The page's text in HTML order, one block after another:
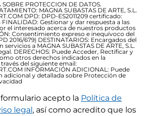
PROTECCION DE DATOS.
MAGNA SUBASTAS DE ARTE, S.L.
DPD: DPD-ES2011209 certificado:
Gestionar y dar respuesta a las
el interesado acerca de nuestros productos
Consentimiento expreso e inequívoco del
2016/679) DESTINATARIOS: Encargados del
a MAGNA SUBASTAS DE ARTE, S.L.
DERECHOS: Puede Acceder, Rectificar y
otros derechos indicados en la
del siguiente email:
INFORMACIÓN ADICIONAL: Puede
adicional y detallada sobre Protección de
acepto la Política de
legal, así como acredito que los